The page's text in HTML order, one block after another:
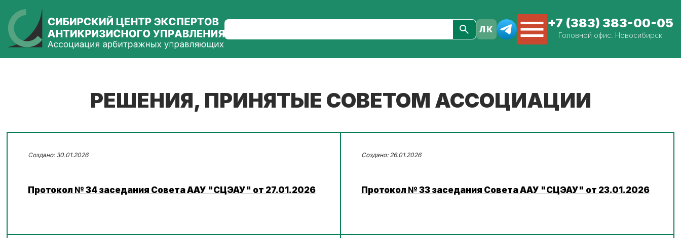
+7 (383) 383-00-05
Головной офис. Новосибирск
РЕШЕНИЯ, ПРИНЯТЫЕ СОВЕТОМ АССОЦИАЦИИ
30.01.2026
Протокол № 34 заседания Совета ААУ "СЦЭАУ" от 27.01.2026
26.01.2026
Протокол № 33 заседания Совета ААУ "СЦЭАУ" от 23.01.2026